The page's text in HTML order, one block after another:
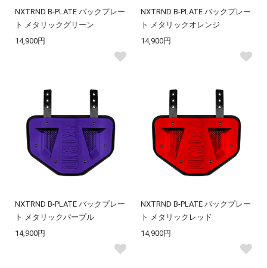
NXTRND B-PLATE バックプレー
ト メタリックグリーン
14,900円
NXTRND B-PLATE バックプレー
ト メタリックオレンジ
14,900円
NXTRND B-PLATE バックプレー
ト メタリックパープル
14,900円
NXTRND B-PLATE バックプレー
ト メタリックレッド
14,900円